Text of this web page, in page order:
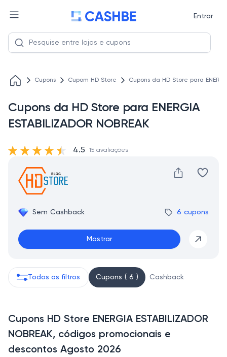
Entrar
Cupons Cupom HD Store Cupons da HD Store para
Cupons da HD Store para ENERGIA
ESTABILIZADOR NOBREAK
Sem Cashback 6 cupons
Mostrar
4.5 15 avaliações
Todos os filtros Cupons ( 6 ) Cashback
Cupons HD Store ENERGIA ESTABILIZADOR
NOBREAK, códigos promocionais e
descontos Agosto 2026